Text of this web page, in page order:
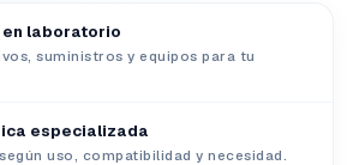
laboratorio
suministros y equipos para tu
especializada
uso, compatibilidad y necesidad.